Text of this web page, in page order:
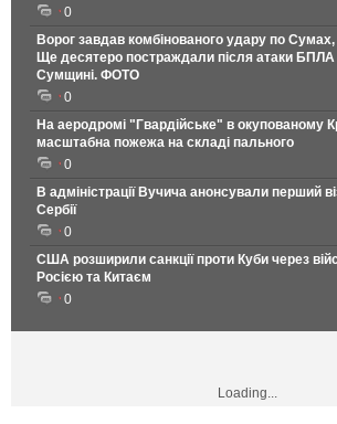
0
Ворог завдав комбінованого удару по
Ще десятеро постраждали після атаки БПЛА
Сумщині. ФОТО
0
На аеродромі "Гвардійське" в окупованому
масштабна пожежа на складі пального
0
В адміністрації Вучича анонсували перший
Сербії
0
США розширили санкції проти Куби через
Росією та Китаєм
0
Loading...